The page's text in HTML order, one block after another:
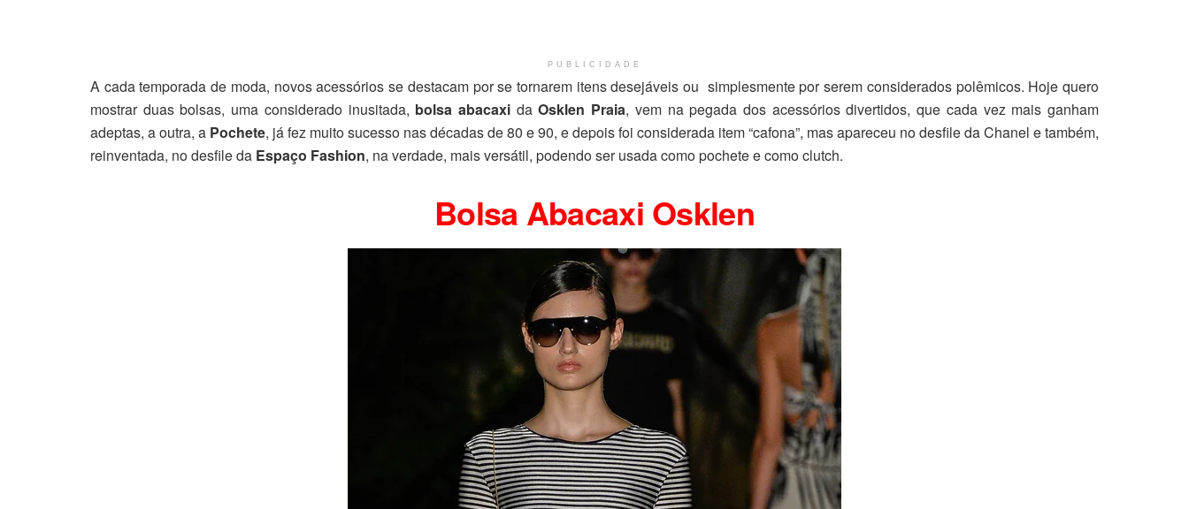
PUBLICIDADE
A cada temporada de moda, novos acessórios se destacam por se tornarem itens desejáveis ou simplesmente por serem considerados polêmicos. Hoje quero
mostrar duas bolsas, uma considerado inusitada, bolsa abacaxi daOsklen Praia, vem na pegada dos acessórios divertidos, que cada vez mais ganham
adeptas, a outra, a Pochete, já fez muito sucesso nas décadas de 80 e 90, e depois foi considerada item “cafona”, mas apareceu no desfile da Chanel e também,
reinventada, no desfile da Espaço Fashion, na verdade, mais versátil, podendo ser usada como pochete e como clutch.
Bolsa Abacaxi Osklen